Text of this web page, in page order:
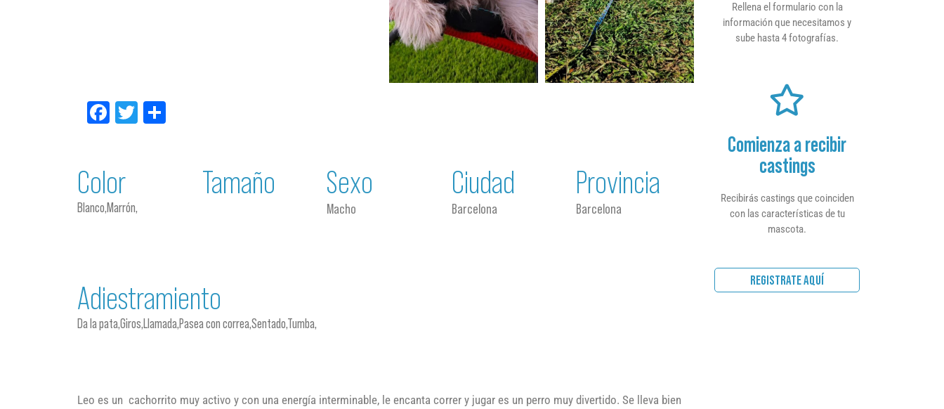
Facebook
Twitter
Color
Blanco,Marrón,
Tamaño Sexo
Macho
Ciudad
Barcelona
Provincia
Barcelona
Adiestramiento
Da la pata,Giros,Llamada,Pasea con correa,Sentado,Tumba,
Leo es un cachorrito muy activo y con una energía interminable, le encanta correr y jugar es un perro muy divertido. Se lleva bien
Rellena el formulario con la
información que necesitamos y
sube hasta 4 fotografías.
Comienza a recibir
castings
Recibirás castings que coinciden
con las características de tu
mascota.
REGISTRATE AQUÍ